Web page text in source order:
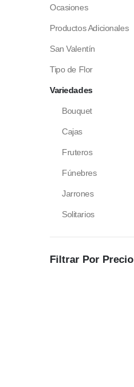
Ocasiones
Productos Adicionales
San Valentín
Tipo de Flor
Variedades
Bouquet
Cajas
Fruteros
Fúnebres
Jarrones
Solitarios
Filtrar Por Precio